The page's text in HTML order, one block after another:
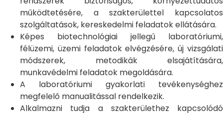
működtetésére, a szakterülettel kapcsolatos
szolgáltatások, kereskedelmi feladatok ellátására.
Képes biotechnológiai jellegű laboratóriumi,
félüzemi, üzemi feladatok elvégzésére, új vizsgálati
módszerek, metodikák elsajátítására,
munkavédelmi feladatok megoldására.
A laboratóriumi gyakorlati tevékenységhez
megfelelő manualitással rendelkezik.
Alkalmazni tudja a szakterülethez kapcsolódó